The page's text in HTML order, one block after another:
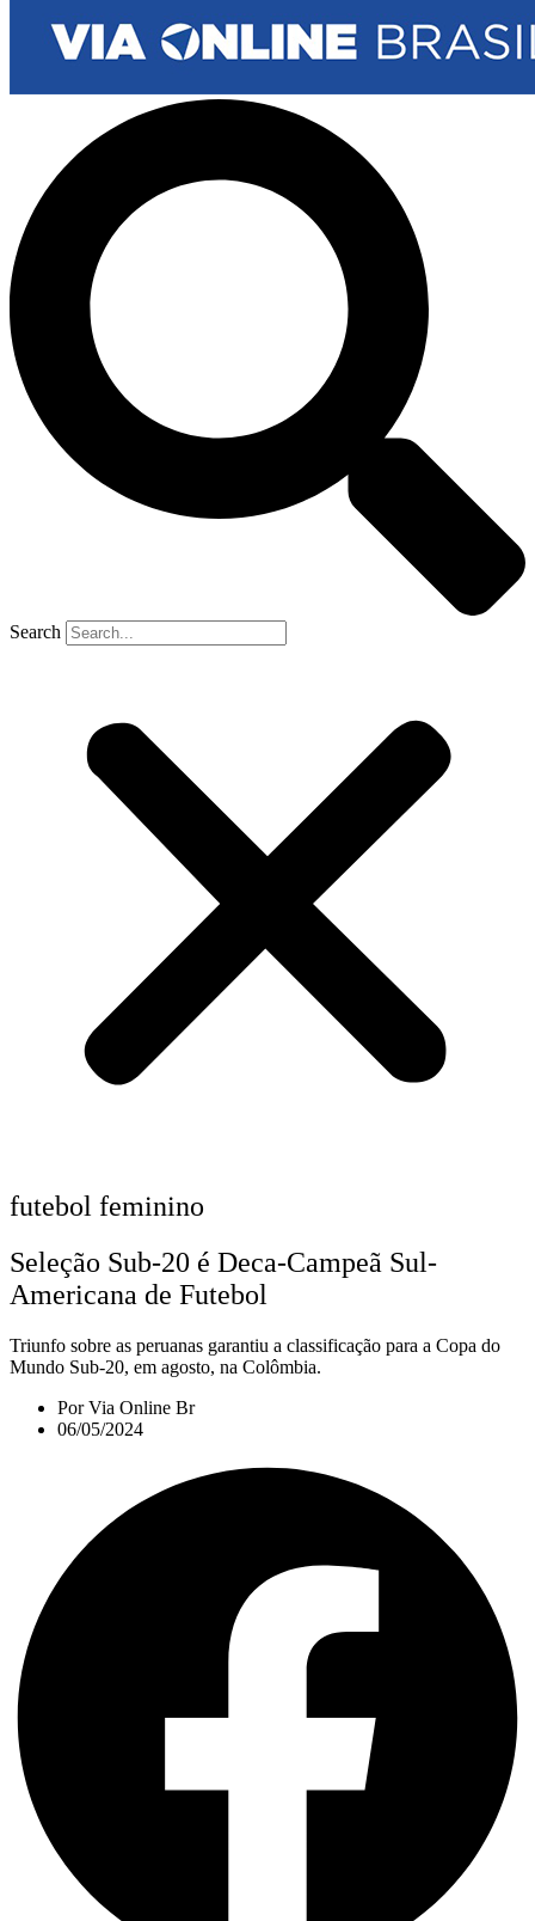
Search
futebol feminino
Seleção Sub-20 é Deca-Campeã Sul-
Americana de Futebol
Triunfo sobre as peruanas garantiu a classificação para a Copa do
Mundo Sub-20, em agosto, na Colômbia.
PorVia Online Br
06/05/2024